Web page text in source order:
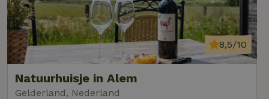
Natuurhuisje in Alem
Gelderland, Nederland
8,5/10